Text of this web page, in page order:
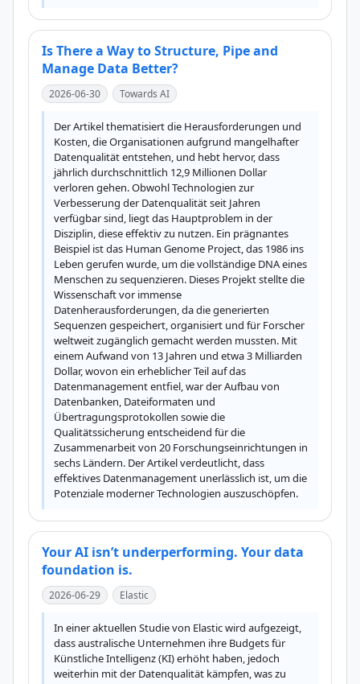
Is There a Way to Structure, Pipe and
Manage Data Better?
2026-06-30 Towards AI
Der Artikel thematisiert die Herausforderungen und
Kosten, die Organisationen aufgrund mangelhafter
Datenqualität entstehen, und hebt hervor, dass
jährlich durchschnittlich 12,9 Millionen Dollar
verloren gehen. Obwohl Technologien zur
Verbesserung der Datenqualität seit Jahren
verfügbar sind, liegt das Hauptproblem in der
Disziplin, diese effektiv zu nutzen. Ein prägnantes
Beispiel ist das Human Genome Project, das 1986 ins
Leben gerufen wurde, um die vollständige DNA eines
Menschen zu sequenzieren. Dieses Projekt stellte die
Wissenschaft vor immense
Datenherausforderungen, da die generierten
Sequenzen gespeichert, organisiert und für Forscher
weltweit zugänglich gemacht werden mussten. Mit
einem Aufwand von 13 Jahren und etwa 3 Milliarden
Dollar, wovon ein erheblicher Teil auf das
Datenmanagement entfiel, war der Aufbau von
Datenbanken, Dateiformaten und
Übertragungsprotokollen sowie die
Qualitätssicherung entscheidend für die
Zusammenarbeit von 20 Forschungseinrichtungen in
sechs Ländern. Der Artikel verdeutlicht, dass
effektives Datenmanagement unerlässlich ist, um die
Potenziale moderner Technologien auszuschöpfen.
Your AI isn’t underperforming. Your data
foundation is.
2026-06-29 Elastic
In einer aktuellen Studie von Elastic wird aufgezeigt,
dass australische Unternehmen ihre Budgets für
Künstliche Intelligenz (KI) erhöht haben, jedoch
weiterhin mit der Datenqualität kämpfen, was zu